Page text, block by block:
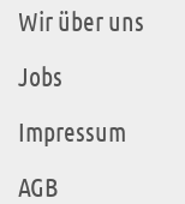
Wir über uns
Jobs
Impressum
AGB